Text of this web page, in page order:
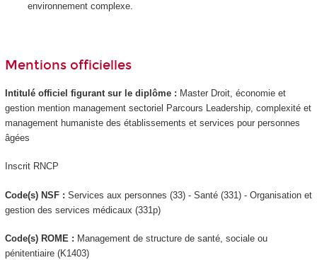
environnement complexe.
Mentions officielles
Intitulé officiel figurant sur le diplôme : Master Droit, économie et
gestion mention management sectoriel Parcours Leadership, complexité et
management humaniste des établissements et services pour personnes
âgées
Inscrit RNCP
Code(s) NSF : Services aux personnes (33) - Santé (331) - Organisation et
gestion des services médicaux (331p)
Code(s) ROME : Management de structure de santé, sociale ou
pénitentiaire (K1403)